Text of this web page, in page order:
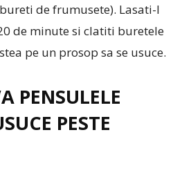
de frumusete). Lasati-l
de minute si clatiti buretele
pe un prosop sa se usuce.
PENSULELE
PESTE